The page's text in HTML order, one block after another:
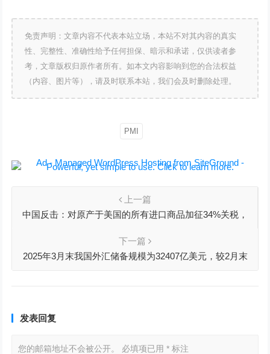
免责声明：文章内容不代表本站立场，本站不对其内容的真实
性、完整性、准确性给予任何担保、暗示和承诺，仅供读者参
考，文章版权归原作者所有。如本文内容影响到您的合法权益
（内容、图片等），请及时联系本站，我们会及时删除处理。
PMI
上一篇
中国反击：对原产于美国的所有进口商品加征34%关税，
下一篇
2025年3月末我国外汇储备规模为32407亿美元，较2月末
发表回复
您的邮箱地址不会被公开。 必填项已用* 标注